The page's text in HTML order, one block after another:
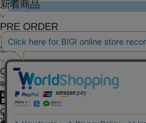
新着商品
PRE ORDER
SALE
COORDINATE
NEWS
JOURNAL
ご利用ガイド よくある質問 お問い合わせ 会社概要
取引法に基づく表記
OFFICIAL SNS